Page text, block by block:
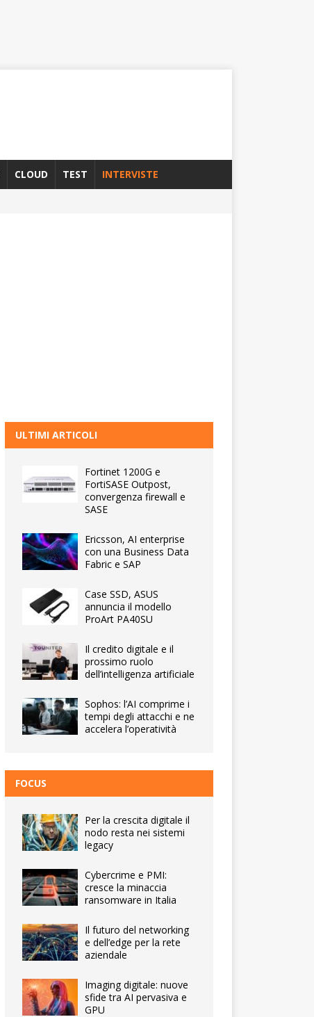
CLOUD TEST INTERVISTE
ULTIMI ARTICOLI
Fortinet 1200G e
FortiSASE Outpost,
convergenza firewall e
SASE
Ericsson, AI enterprise
con una Business Data
Fabric e SAP
Case SSD, ASUS
annuncia il modello
ProArt PA40SU
Il credito digitale e il
prossimo ruolo
dell’intelligenza artificiale
Sophos: l’AI comprime i
tempi degli attacchi e ne
accelera l’operatività
FOCUS
Per la crescita digitale il
nodo resta nei sistemi
legacy
Cybercrime e PMI:
cresce la minaccia
ransomware in Italia
Il futuro del networking
e dell’edge per la rete
aziendale
Imaging digitale: nuove
sfide tra AI pervasiva e
GPU